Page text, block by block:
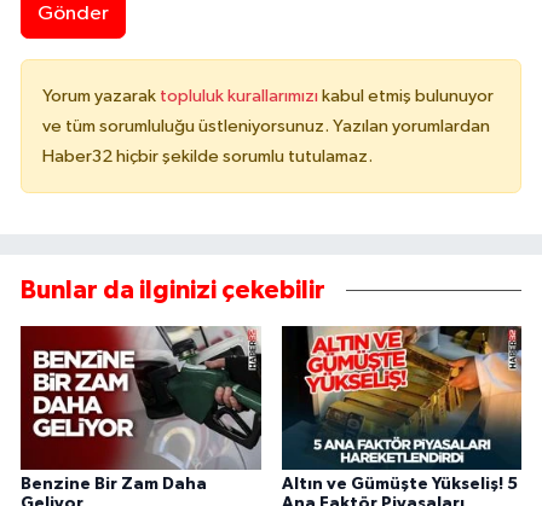
Gönder
Yorum yazarak topluluk kurallarımızı kabul etmiş bulunuyor
ve tüm sorumluluğu üstleniyorsunuz. Yazılan yorumlardan
Haber32 hiçbir şekilde sorumlu tutulamaz.
Bunlar da ilginizi çekebilir
Benzine Bir Zam Daha
Altın ve Gümüşte Yükseliş! 5